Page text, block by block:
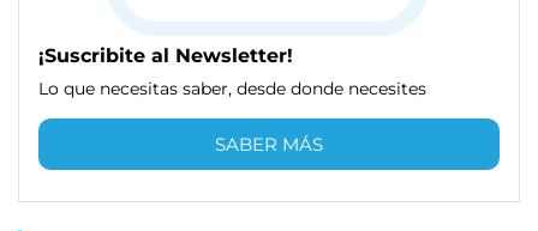
¡Suscribite al Newsletter!
Lo que necesitas saber, desde donde necesites
SABER MÁS